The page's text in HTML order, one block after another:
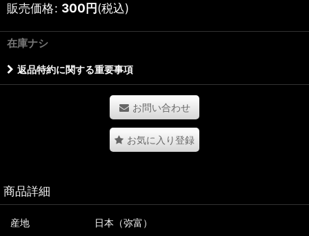
販売価格: 300円(税込)
在庫ナシ
返品特約に関する重要事項
お問い合わせ
お気に入り登録
商品詳細
産地
日本（弥富）